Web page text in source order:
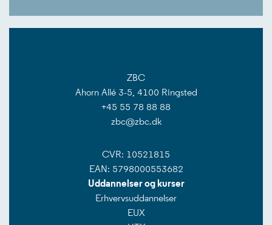
ZBC
Ahorn Allé 3-5, 4100 Ringsted
+45 55 78 88 88
zbc@zbc.dk
CVR: 10521815
EAN: 5798000553682
Uddannelser og kurser
Erhvervsuddannelser
EUX